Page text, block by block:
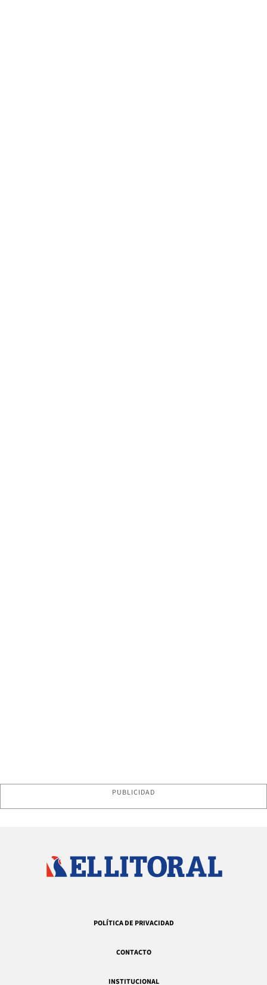
PUBLICIDAD
POLÍTICA DE PRIVACIDAD
CONTACTO
INSTITUCIONAL